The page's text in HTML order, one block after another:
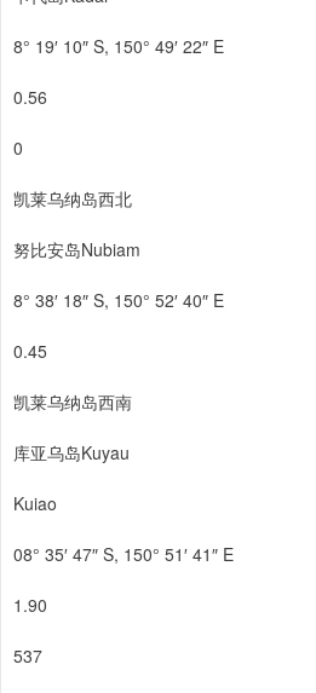
8° 19′ 10″ S, 150° 49′ 22″ E
0.56
0
凯莱乌纳岛西北
努比安岛Nubiam
8° 38′ 18″ S, 150° 52′ 40″ E
0.45
凯莱乌纳岛西南
库亚乌岛Kuyau
Kuiao
08° 35′ 47″ S, 150° 51′ 41″ E
1.90
537